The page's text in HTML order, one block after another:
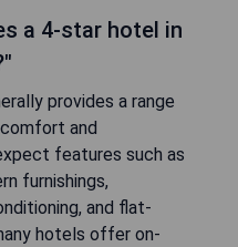
a 4-star hotel in
provides a range
and
features such as
furnishings,
and flat-
hotels offer on-